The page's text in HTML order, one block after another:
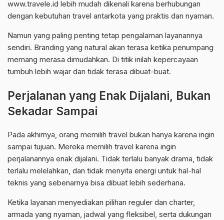
www.travele.id lebih mudah dikenali karena berhubungan
dengan kebutuhan travel antarkota yang praktis dan nyaman.
Namun yang paling penting tetap pengalaman layanannya
sendiri. Branding yang natural akan terasa ketika penumpang
memang merasa dimudahkan. Di titik inilah kepercayaan
tumbuh lebih wajar dan tidak terasa dibuat-buat.
Perjalanan yang Enak Dijalani, Bukan
Sekadar Sampai
Pada akhirnya, orang memilih travel bukan hanya karena ingin
sampai tujuan. Mereka memilih travel karena ingin
perjalanannya enak dijalani. Tidak terlalu banyak drama, tidak
terlalu melelahkan, dan tidak menyita energi untuk hal-hal
teknis yang sebenarnya bisa dibuat lebih sederhana.
Ketika layanan menyediakan pilihan reguler dan charter,
armada yang nyaman, jadwal yang fleksibel, serta dukungan